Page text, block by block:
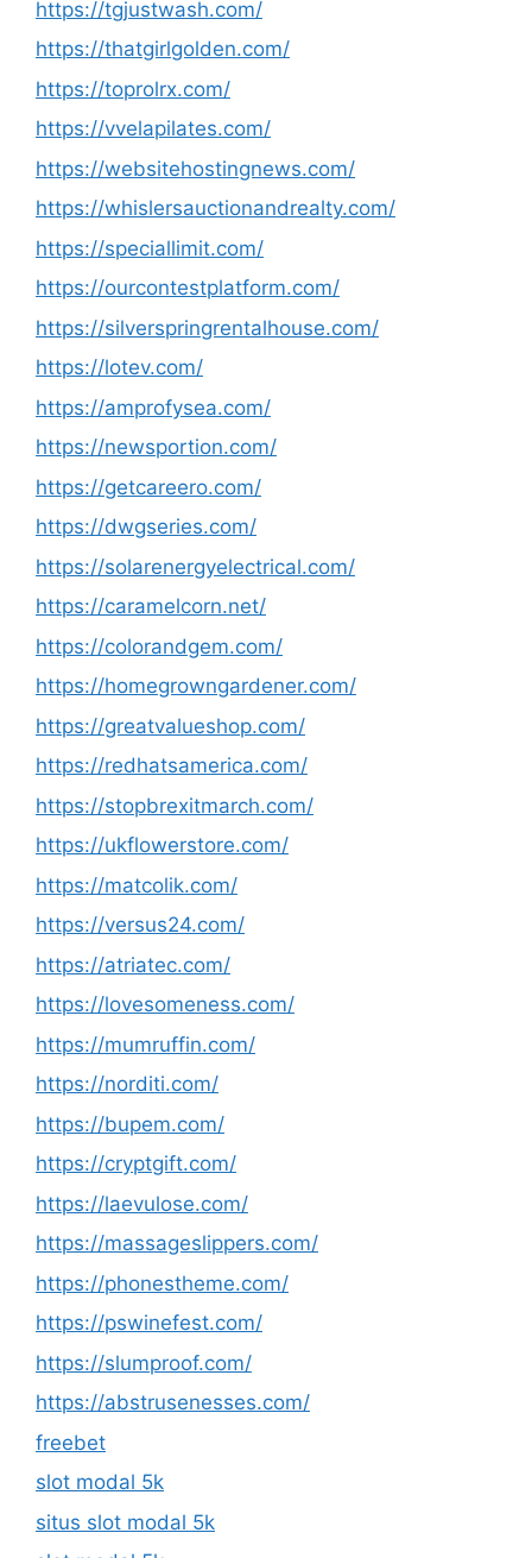
https://tgjustwash.com/
https://thatgirlgolden.com/
https://toprolrx.com/
https://vvelapilates.com/
https://websitehostingnews.com/
https://whislersauctionandrealty.com/
https://speciallimit.com/
https://ourcontestplatform.com/
https://silverspringrentalhouse.com/
https://lotev.com/
https://amprofysea.com/
https://newsportion.com/
https://getcareero.com/
https://dwgseries.com/
https://solarenergyelectrical.com/
https://caramelcorn.net/
https://colorandgem.com/
https://homegrowngardener.com/
https://greatvalueshop.com/
https://redhatsamerica.com/
https://stopbrexitmarch.com/
https://ukflowerstore.com/
https://matcolik.com/
https://versus24.com/
https://atriatec.com/
https://lovesomeness.com/
https://mumruffin.com/
https://norditi.com/
https://bupem.com/
https://cryptgift.com/
https://laevulose.com/
https://massageslippers.com/
https://phonestheme.com/
https://pswinefest.com/
https://slumproof.com/
https://abstrusenesses.com/
freebet
slot modal 5k
situs slot modal 5k